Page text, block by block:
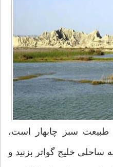
طبیعت سبز چابهار است،
ساحلی خلیج گواتر بزنید و